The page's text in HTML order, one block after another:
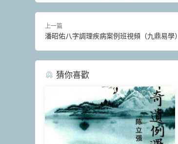
上一篇
潘昭佑八字調理疾病案例班視頻（九鼎易學）
猜你喜歡